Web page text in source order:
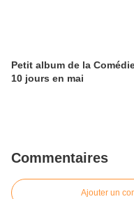
Petit album de la
10 jours en mai
Commentaires
Ajouter un